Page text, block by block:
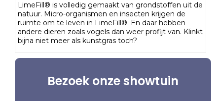
LimeFill® is volledig gemaakt van grondstoffen uit de
natuur. Micro-organismen en insecten krijgen de
ruimte om te leven in LimeFill®. En daar hebben
andere dieren zoals vogels dan weer profijt van. Klinkt
bijna niet meer als kunstgras toch?
Bezoek onze showtuin